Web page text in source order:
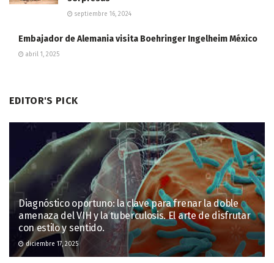
septiembre 16, 2024
Embajador de Alemania visita Boehringer Ingelheim México
abril 1, 2025
EDITOR'S PICK
Diagnóstico oportuno: la clave para frenar la doble
amenaza del VIH y la tuberculosis. El arte de disfrutar
con estilo y sentido.
diciembre 17, 2025